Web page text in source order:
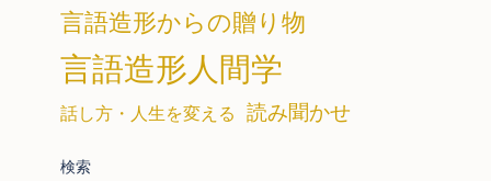
言語造形からの贈り物
言語造形人間学
話し方・人生を変える 読み聞かせ
検索